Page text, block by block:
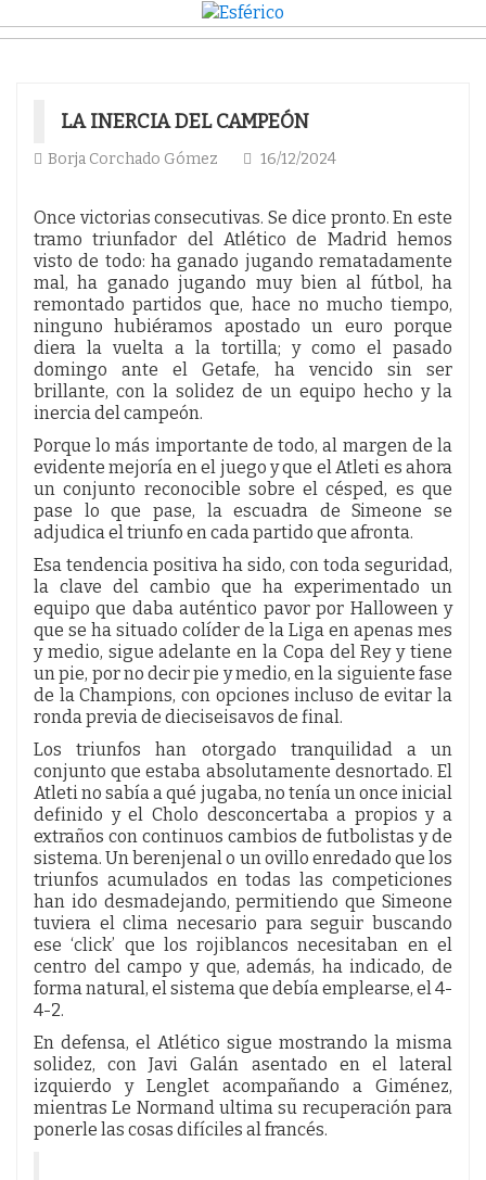
LA INERCIA DEL CAMPEÓN
Borja Corchado Gómez 16/12/2024
Once victorias consecutivas. Se dice pronto. En este
tramo triunfador del Atlético de Madrid hemos
visto de todo: ha ganado jugando rematadamente
mal, ha ganado jugando muy bien al fútbol, ha
remontado partidos que, hace no mucho tiempo,
ninguno hubiéramos apostado un euro porque
diera la vuelta a la tortilla; y como el pasado
domingo ante el Getafe, ha vencido sin ser
brillante, con la solidez de un equipo hecho y la
inercia del campeón.
Porque lo más importante de todo, al margen de la
evidente mejoría en el juego y que el Atleti es ahora
un conjunto reconocible sobre el césped, es que
pase lo que pase, la escuadra de Simeone se
adjudica el triunfo en cada partido que afronta.
Esa tendencia positiva ha sido, con toda seguridad,
la clave del cambio que ha experimentado un
equipo que daba auténtico pavor por Halloween y
que se ha situado colíder de la Liga en apenas mes
y medio, sigue adelante en la Copa del Rey y tiene
un pie, por no decir pie y medio, en la siguiente fase
de la Champions, con opciones incluso de evitar la
ronda previa de dieciseisavos de final.
Los triunfos han otorgado tranquilidad a un
conjunto que estaba absolutamente desnortado. El
Atleti no sabía a qué jugaba, no tenía un once inicial
definido y el Cholo desconcertaba a propios y a
extraños con continuos cambios de futbolistas y de
sistema. Un berenjenal o un ovillo enredado que los
triunfos acumulados en todas las competiciones
han ido desmadejando, permitiendo que Simeone
tuviera el clima necesario para seguir buscando
ese ‘click’ que los rojiblancos necesitaban en el
centro del campo y que, además, ha indicado, de
forma natural, el sistema que debía emplearse, el 4-
4-2.
En defensa, el Atlético sigue mostrando la misma
solidez, con Javi Galán asentado en el lateral
izquierdo y Lenglet acompañando a Giménez,
mientras Le Normand ultima su recuperación para
ponerle las cosas difíciles al francés.